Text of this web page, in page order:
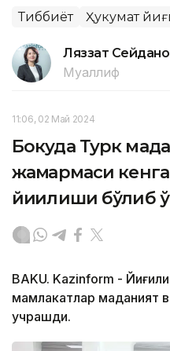
Тиббиёт Ҳукумат
Ляззат
Муаллиф
11:06, 02 Май 2024
Бокуда Турк
жамғармаси
йиғилиши бўлиб
BAKU. Kazinform -
мамлакатлар маданият
учрашди.